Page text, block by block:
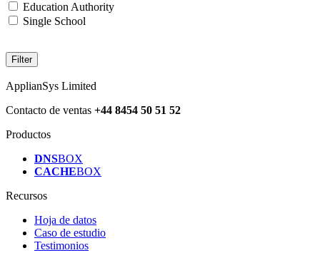
Education Authority
Single School
ApplianSys Limited
Contacto de ventas +44 8454 50 51 52
Productos
DNSBOX
CACHEBOX
Recursos
Hoja de datos
Caso de estudio
Testimonios